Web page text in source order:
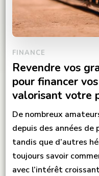
FINANCE
Revendre vos
pour financer
valorisant votre
De nombreux
depuis des années de
tandis que d’autres
toujours savoir
avec l’intérêt